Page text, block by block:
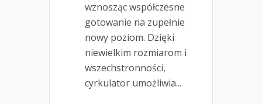
wznosząc współczesne
gotowanie na zupełnie
nowy poziom. Dzięki
niewielkim rozmiarom i
wszechstronności,
cyrkulator umożliwia...